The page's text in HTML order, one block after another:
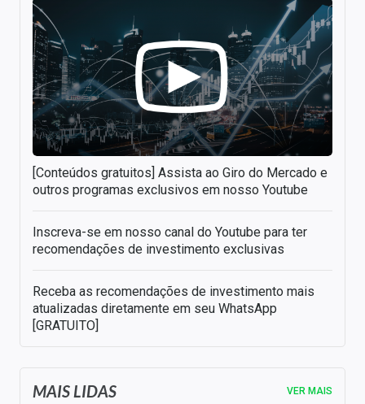
[Conteúdos gratuitos] Assista ao Giro do Mercado e
outros programas exclusivos em nosso Youtube
Inscreva-se em nosso canal do Youtube para ter
recomendações de investimento exclusivas
Receba as recomendações de investimento mais
atualizadas diretamente em seu WhatsApp
[GRATUITO]
MAIS LIDAS VER MAIS